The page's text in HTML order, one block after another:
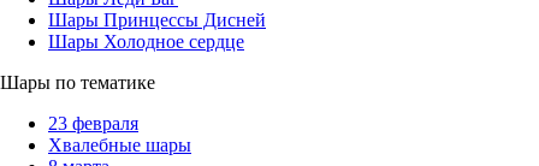
Шары Принцессы Дисней
Шары Холодное сердце
Шары по тематике
23 февраля
Хвалебные шары